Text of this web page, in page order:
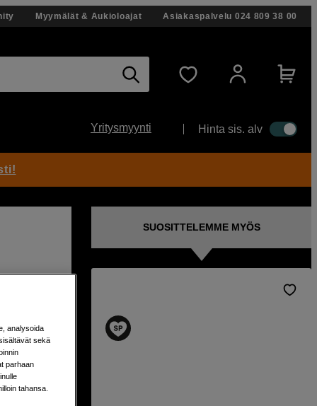
Myymälät & Aukioloajat Asiakaspalvelu 024 809 38 00
Yritysmyynti Hinta sis. alv
SUOSITTELEMME MYÖS
analysoida
sekä
parhaan
tahansa.